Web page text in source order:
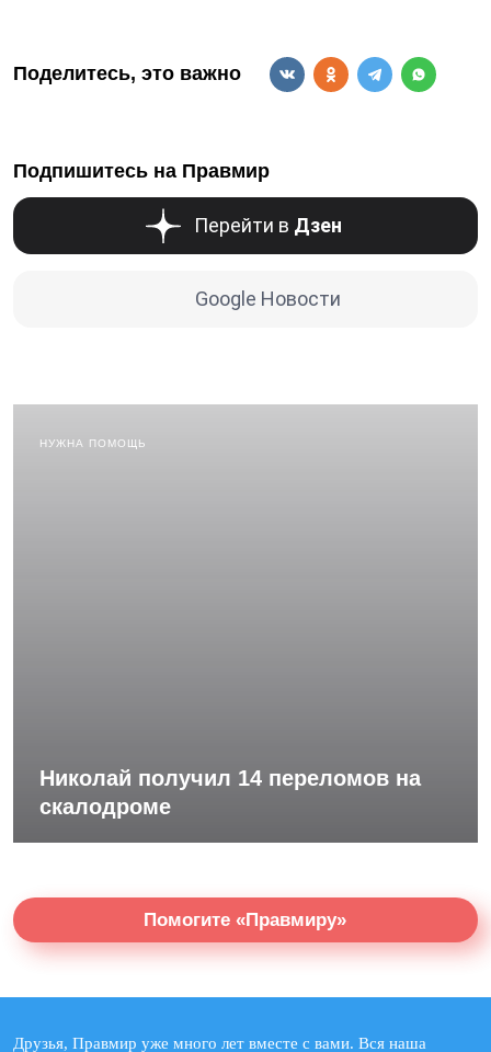
Поделитесь, это важно
Подпишитесь на Правмир
Перейти в Дзен
Google Новости
НУЖНА ПОМОЩЬ
Николай получил 14 переломов на
скалодроме
Помогите «Правмиру»
Друзья, Правмир уже много лет вместе с вами. Вся наша